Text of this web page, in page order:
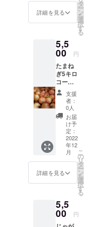
前に冷
蔵庫な
してか
らお召
りくだ
さい。
「原材
料及び
添加物
等の食
品表示
はお届
け商品
のラベ
ルに表
記され
品表示
はお届
記され
ます」
ぎ、に
んじ
ん、か
れ約1キ
ロ前後
入れま
す. お野
菜色々
いろい
ろお
届、何
が届く
かお楽
しみで
す。 80
センチ5
キロサ
イズで
発送い
たしま
所で保
管し、
詳細を見る
タ
ー
ン
を
選
択
す
る
5,5
00 円
たまね
ぎ5キロ
コース
（総重
量にな
りま
す）
80cm
ダン
ボール5
キロに
なるよ
う詰め
まし
た。 玉
湿に弱
い野菜
ですの
支援
者：
0人
お届
け予
定：
2022
年12
月
詳細を見る
こ
の
リ
タ
ー
ン
を
選
択
す
る
5,5
00 円